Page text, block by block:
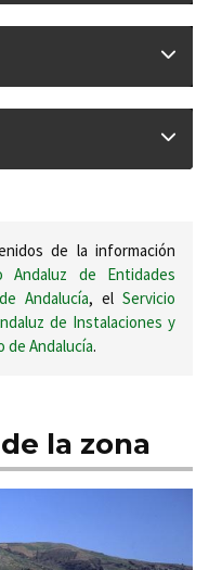
de la información
Andaluz de Entidades
Andalucía, el Servicio
de Instalaciones y
de Andalucía.
la zona